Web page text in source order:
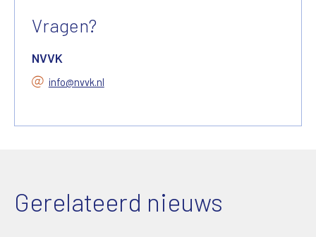
Vragen?
NVVK
info@nvvk.nl
Gerelateerd nieuws